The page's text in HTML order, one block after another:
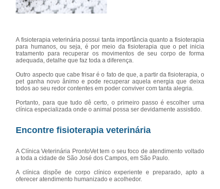
A fisioterapia veterinária possui tanta importância quanto a fisioterapia
para humanos, ou seja, é por meio da fisioterapia que o pet inicia
tratamento para recuperar os movimentos de seu corpo de forma
adequada, detalhe que faz toda a diferença.
Outro aspecto que cabe frisar é o fato de que, a partir da fisioterapia, o
pet ganha novo ânimo e pode recuperar aquela energia que deixa
todos ao seu redor contentes em poder conviver com tanta alegria.
Portanto, para que tudo dê certo, o primeiro passo é escolher uma
clínica especializada onde o animal possa ser devidamente assistido.
Encontre fisioterapia veterinária
A Clínica Veterinária ProntoVet tem o seu foco de atendimento voltado
a toda a cidade de São José dos Campos, em São Paulo.
A clínica dispõe de corpo clínico experiente e preparado, apto a
oferecer atendimento humanizado e acolhedor.